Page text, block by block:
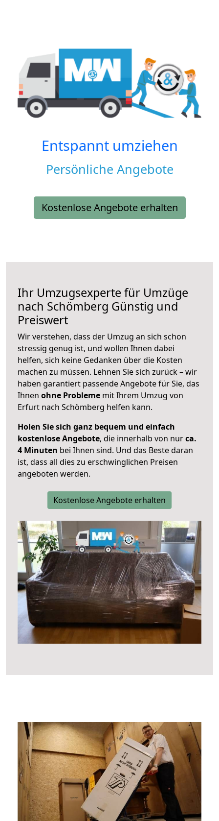
Entspannt umziehen
Persönliche Angebote
Kostenlose Angebote erhalten
Ihr Umzugsexperte für Umzüge
nach Schömberg Günstig und
Preiswert
Wir verstehen, dass der Umzug an sich schon
stressig genug ist, und wollen Ihnen dabei
helfen, sich keine Gedanken über die Kosten
machen zu müssen. Lehnen Sie sich zurück – wir
haben garantiert passende Angebote für Sie, das
Ihnen ohne Probleme mit Ihrem Umzug von
Erfurt nach Schömberg helfen kann.
Holen Sie sich ganz bequem und einfach
kostenlose Angebote, die innerhalb von nurca.
4 Minuten bei Ihnen sind. Und das Beste daran
ist, dass all dies zu erschwinglichen Preisen
angeboten werden.
Kostenlose Angebote erhalten